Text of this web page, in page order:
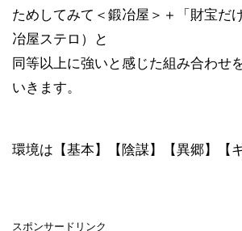
ためしてみて＜鍛冶屋＞＋「財宝だ
冶屋ステロ）と
同等以上に強いと感じた組み合わせ
いきます。
環境は【基本】【陰謀】【異郷】【
スポンサードリンク